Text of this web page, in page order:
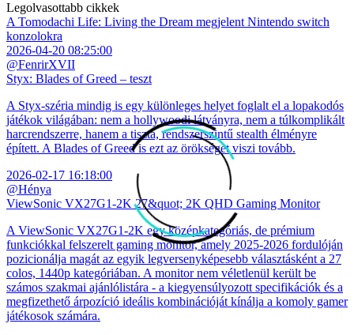
Legolvasottabb cikkek
A Tomodachi Life: Living the Dream megjelent Nintendo switch
konzolokra
2026-04-20 08:25:00
@FenrirXVII
Styx: Blades of Greed – teszt
A Styx-széria mindig is egy különleges helyet foglalt el a lopakodós
játékok világában: nem a hollywoodi látványra, nem a túlkomplikált
harcrendszerre, hanem a tiszta, rendszerszintű stealth élményre
épített. A Blades of Greed is ezt az örökséget viszi tovább.
2026-02-17 16:18:00
@Hénya
ViewSonic VX27G1-2K 27&quot; 2K QHD Gaming Monitor
A ViewSonic VX27G1-2K egy középkategóriás, de prémium
funkciókkal felszerelt gaming monitor, amely 2025-2026 fordulóján
pozicionálja magát az egyik legversenyképesebb választásként a 27
colos, 1440p kategóriában. A monitor nem véletlenül került be
számos szakmai ajánlólistára - a kiegyensúlyozott specifikációk és a
megfizethető árpozíció ideális kombinációját kínálja a komoly gamer
játékosok számára.